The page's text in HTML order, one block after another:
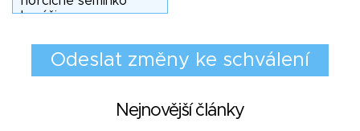
Nejnovější články